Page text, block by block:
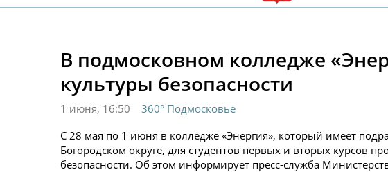
В подмосковном колледже
культуры безопасности
1 июня, 16:50
360° Подмосковье
С 28 мая по 1 июня в колледже «Энергия», который имеет
Богородском округе, для студентов первых и вторых курсов
безопасности. Об этом информирует пресс-служба